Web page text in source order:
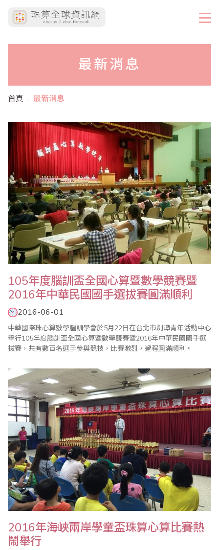
最新消息
首頁 最新消息
105年度腦訓盃全國心算暨數學競賽暨
2016年中華民國國手選拔賽圓滿順利
2016-06-01
中華國際珠心算數學腦訓學會於5月22日在台北市劍潭青年活動中心
舉行105年度腦訓盃全國心算暨數學競賽暨2016年中華民國國手選
拔賽，共有數百名選手參與競技，比賽激烈，過程圓滿順利。
2016年海峽兩岸學童盃珠算心算比賽熱
鬧舉行